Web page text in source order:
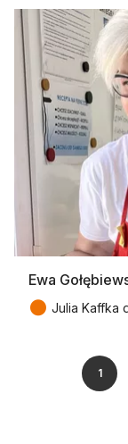
Ewa
● Julia Kaffka
1